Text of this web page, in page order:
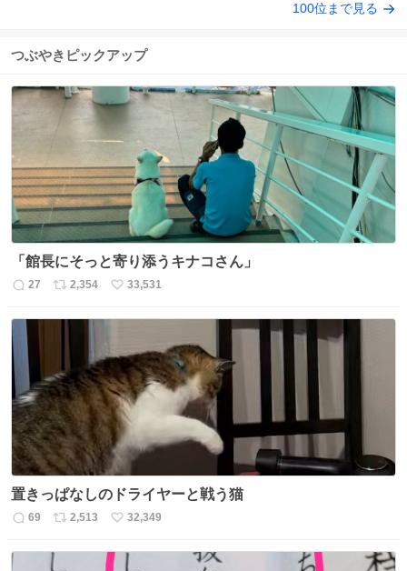
100位まで見る
つぶやきピックアップ
「館長にそっと寄り添うキナコさん」
返
数
27
リ
数
2,354
い
33,531
置きっぱなしのドライヤーと戦う猫
返
数
69
リ
ス
2,513
い
ね
32,349